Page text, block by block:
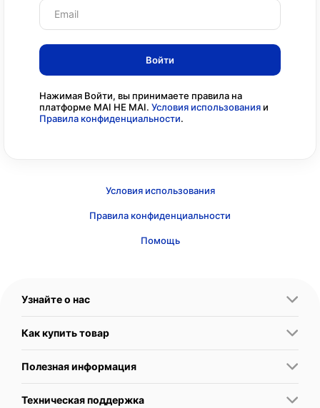
Email
Войти
Нажимая Войти, вы принимаете правила на
платформе MAI HE MAI. Условия использования и
Правила конфиденциальности.
Условия использования
Правила конфиденциальности
Помощь
Узнайте о нас
Как купить товар
Полезная информация
Техническая поддержка